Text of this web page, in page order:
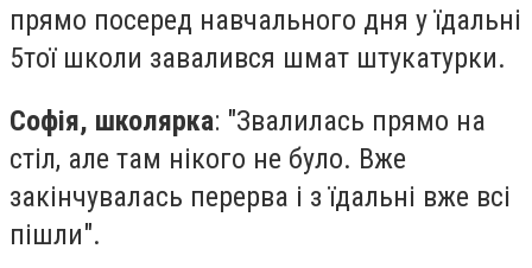
прямо посеред навчального дня у їдальні
5тої школи завалився шмат штукатурки.
Софія, школярка: "Звалилась прямо на
стіл, але там нікого не було. Вже
закінчувалась перерва і з їдальні вже всі
пішли".